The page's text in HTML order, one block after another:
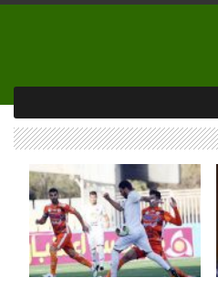
۰۹ فروردین ۱۳۹۷